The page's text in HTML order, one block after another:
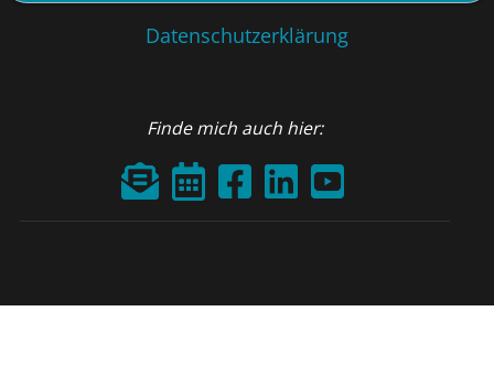
Finde mich auch hier:
Datenschutzerklärung